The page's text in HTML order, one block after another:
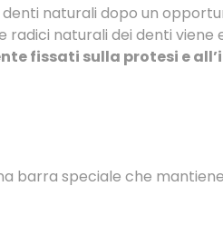
naturali dopo un
naturali dei denti
fissati sulla protesi e
barra speciale che